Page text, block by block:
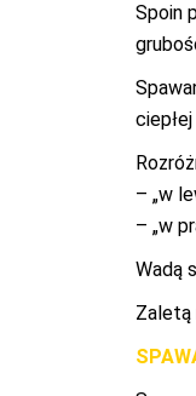
Spoin
– „w
– „w
Wadą
Zaletą